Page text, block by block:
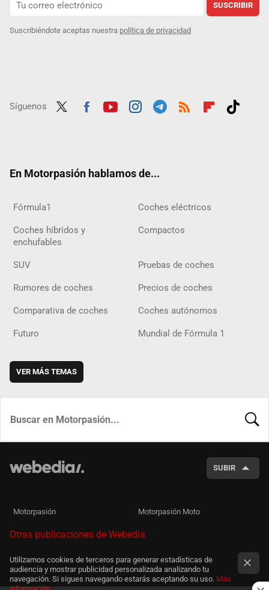
SUSCRIBIR
Suscribiéndote aceptas nuestra política de privacidad
Síguenos
En Motorpasión hablamos de...
Fórmula1 Coches eléctricos
Coches híbridos y
enchufables
Compactos
SUV Pruebas de coches
Rumores de coches Precios de coches
Comparativa de coches Coches autónomos
Futuro Mundial de Fórmula 1
VER MÁS TEMAS
SUBIR
Motorpasión Motorpasión Moto
Otras publicaciones de Webedia
Utilizamos cookies de terceros para generar estadísticas de
audiencia y mostrar publicidad personalizada analizando tu
navegación. Si sigues navegando estarás aceptando su uso. Más